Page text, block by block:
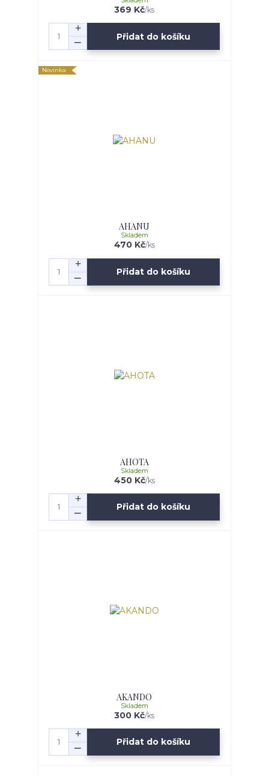
369 Kč/ks
Přidat do košíku
Novinka
AHANU
470 Kč/ks
Skladem
Přidat do košíku
AHOTA
450 Kč/ks
Skladem
Přidat do košíku
AKANDO
300 Kč/ks
Skladem
Přidat do košíku